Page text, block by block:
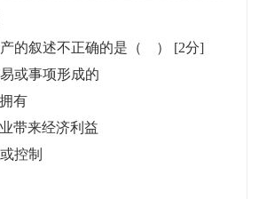
的叙述不正确的是（ ） [2分]
或事项形成的
有
带来经济利益
控制